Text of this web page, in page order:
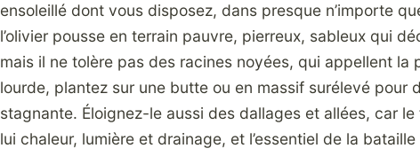
ensoleillé dont vous disposez, dans presque n’importe
l’olivier pousse en terrain pauvre, pierreux, sableux qui
mais il ne tolère pas des racines noyées, qui appellent la
lourde, plantez sur une butte ou en massif surélevé pour
stagnante. Éloignez-le aussi des dallages et allées, car
lui chaleur, lumière et drainage, et l’essentiel de la